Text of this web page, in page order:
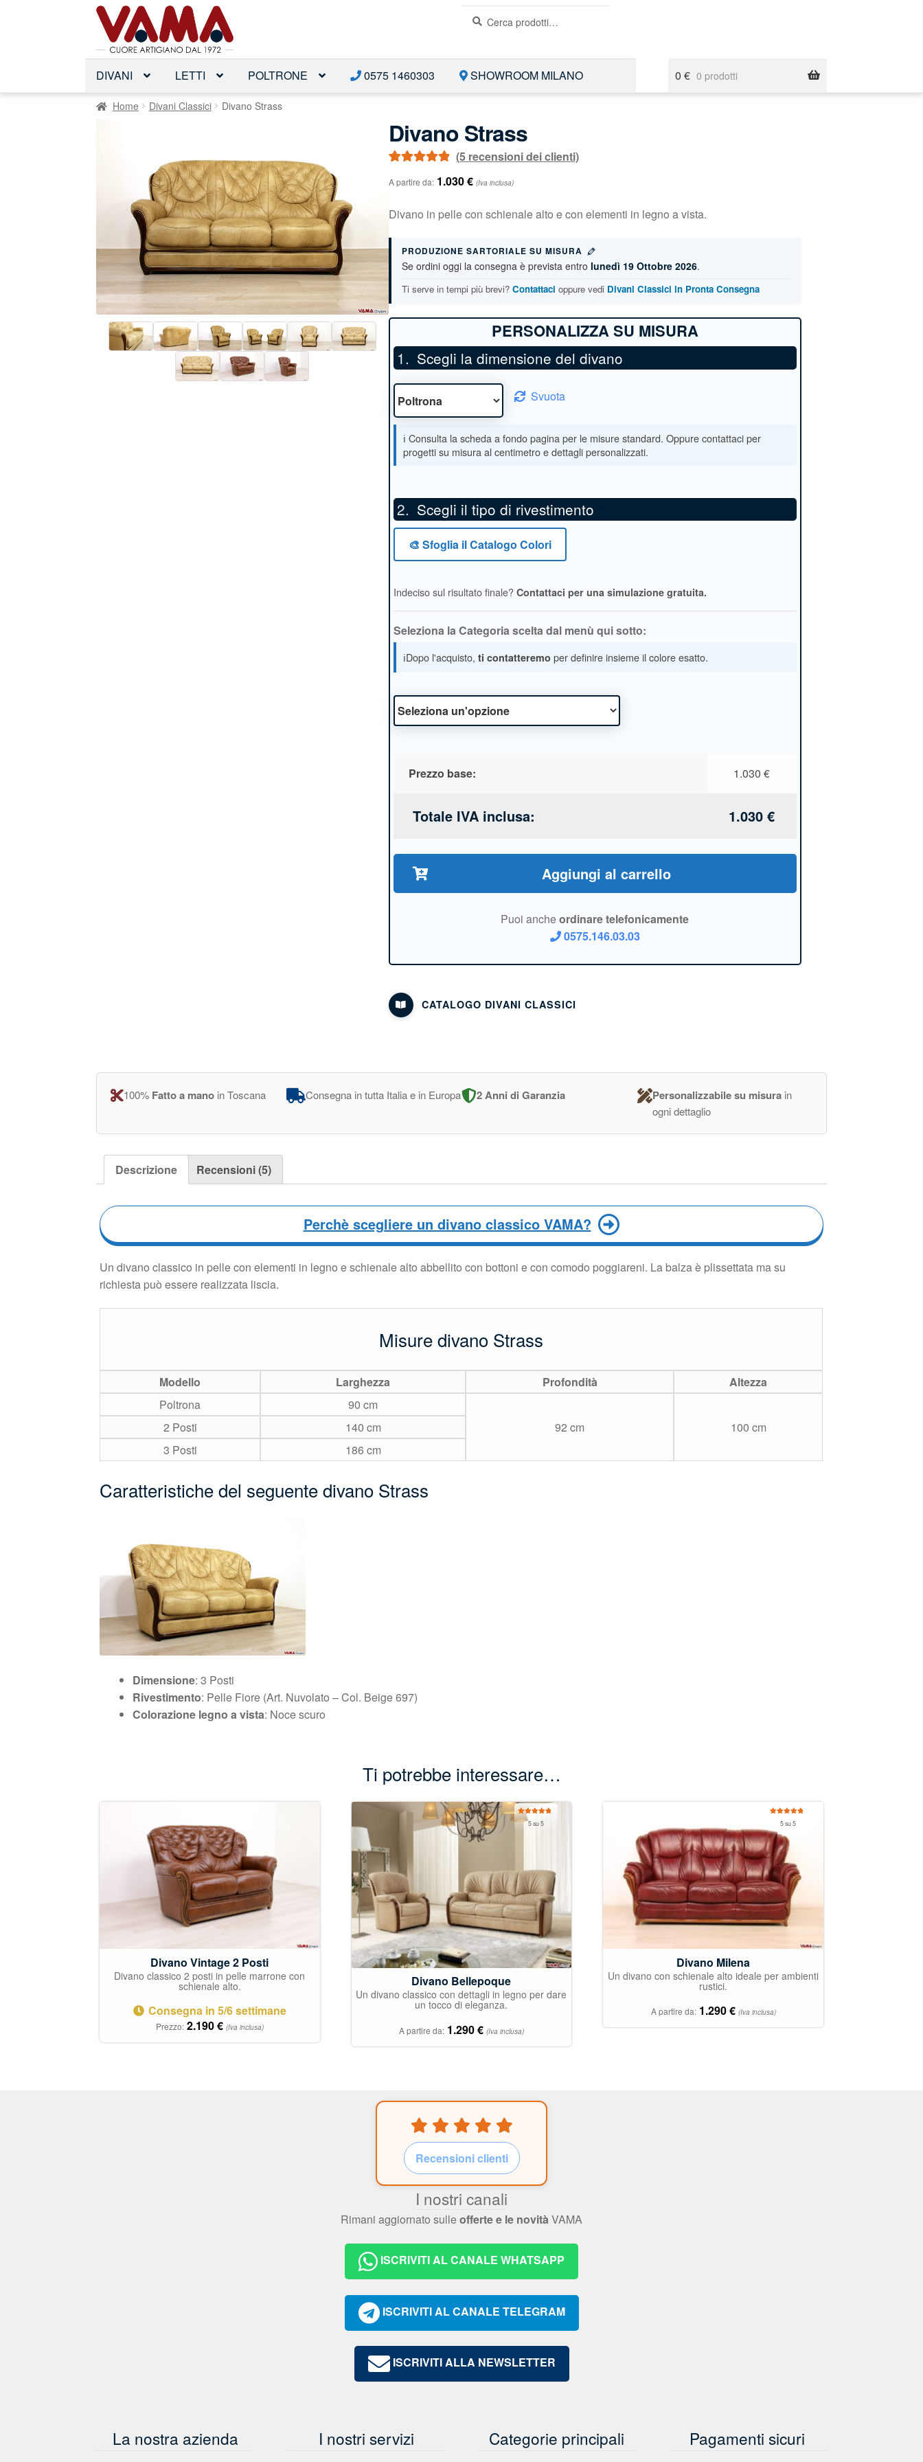
Vai
alla
navigazione
Vai
al
contenuto
Cerca:
DIVANI LETTI POLTRONE 0575 1460303 SHOWROOM MILANO 0 € 0 prodotti
Home Divani Classici Divano Strass
Divano Strass
su 5 su base
(5 recensioni dei clienti)
A partire da: 1.030€ (Iva inclusa)
Divano in pelle con schienale alto e con elementi in legno a vista.
PRODUZIONE SARTORIALE SU MISURA
Se ordini oggi la consegna è prevista entro lunedì 19 Ottobre 2026.
Ti serve in tempi più brevi? Contattaci oppure vedi Divani Classici in Pronta Consegna
Scegli la dimensione del divano
Svuota
Scegli il tipo di rivestimento
🎨 Sfoglia il Catalogo Colori
Indeciso sul risultato finale? Contattaci per una simulazione gratuita.
Seleziona la Categoria scelta dal menù qui sotto:
ℹ️Dopo l'acquisto, ti contatteremo per definire insieme il colore esatto.
Prezzo base: 1.030€
Totale IVA inclusa: 1.030€
Aggiungi al carrello
Puoi ancheordinare telefonicamente
0575.146.03.03
CATALOGO DIVANI CLASSICI
100% Fatto a mano in Toscana Consegna in tutta Italia e in Europa 2 Anni di Garanzia Personalizzabile su misurain
ogni dettaglio
Descrizione Recensioni (5)
Perchè scegliere un divano classico VAMA?
Un divano classico in pelle con elementi in legno e schienale alto abbellito con bottoni e con comodo poggiareni. La balza è plissettata ma su
richiesta può essere realizzata liscia.
Misure divano Strass
Modello Larghezza Profondità
Altezza
Poltrona
90 cm
92 cm
100 cm
2 Posti
140 cm
3 Posti
186 cm
Caratteristiche del seguente divano Strass
Dimensione: 3 Posti
Rivestimento: Pelle Fiore (Art. Nuvolato – Col. Beige 697)
Colorazione legno a vista: Noce scuro
Ti potrebbe interessare…
Divano Vintage 2 Posti
Divano classico 2 posti in pelle marrone con
schienale alto.
Consegna in 5/6 settimane
Prezzo: 2.190€ (Iva inclusa)
5 su 5
Divano Bellepoque
Un divano classico con dettagli in legno per dare
un tocco di eleganza.
A partire da: 1.290€ (Iva inclusa)
5 su 5
Divano Milena
Un divano con schienale alto ideale per ambienti
rustici.
A partire da: 1.290€ (Iva inclusa)
Recensioni clienti
I nostri canali
Rimani aggiornato sulleofferte e le novitàVAMA
ISCRIVITI AL CANALE WHATSAPP
ISCRIVITI AL CANALE TELEGRAM
ISCRIVITI ALLA NEWSLETTER
La nostra azienda I nostri servizi Categorie principali Pagamenti sicuri